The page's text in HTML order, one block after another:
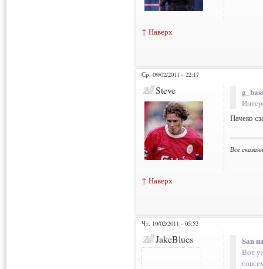
↑ Наверх
Ср, 09/02/2011 - 22:17
Steve
Пачеко
Все
↑ Наверх
Чт, 10/02/2011 - 05:52
JakeBlues San
Вот